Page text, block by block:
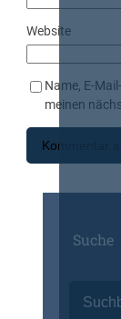
Website
Name, E-
meinen
Suche